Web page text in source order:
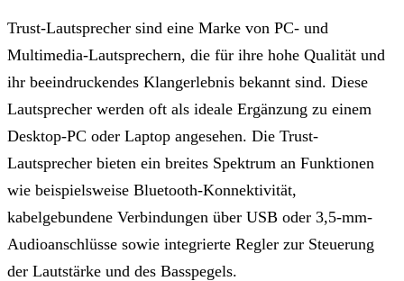
Trust-Lautsprecher sind eine Marke von PC- und
Multimedia-Lautsprechern, die für ihre hohe Qualität und
ihr beeindruckendes Klangerlebnis bekannt sind. Diese
Lautsprecher werden oft als ideale Ergänzung zu einem
Desktop-PC oder Laptop angesehen. Die Trust-
Lautsprecher bieten ein breites Spektrum an Funktionen
wie beispielsweise Bluetooth-Konnektivität,
kabelgebundene Verbindungen über USB oder 3,5-mm-
Audioanschlüsse sowie integrierte Regler zur Steuerung
der Lautstärke und des Basspegels.